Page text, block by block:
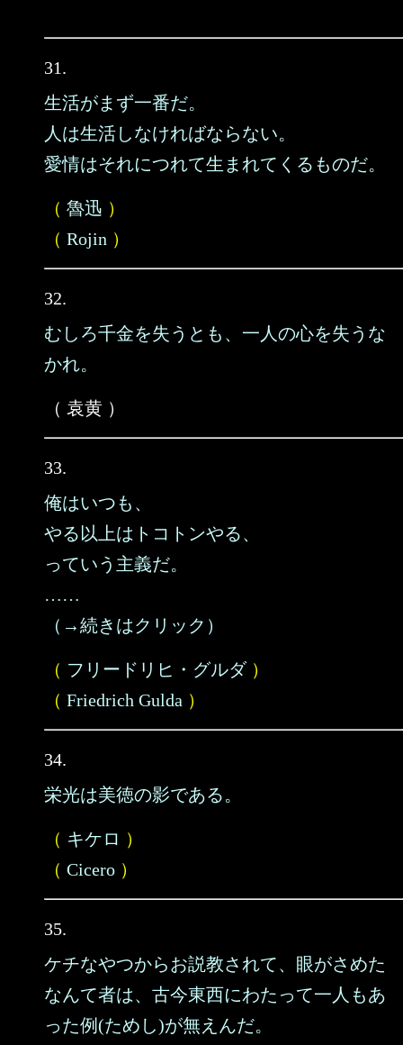
31.
生活がまず一番だ。
人は生活しなければならない。
愛情はそれにつれて生まれてくるものだ。
（ 魯迅 ）
（ Rojin ）
32.
むしろ千金を失うとも、一人の心を失うな
かれ。
（ 袁黄 ）
33.
俺はいつも、
やる以上はトコトンやる、
っていう主義だ。
……
（→続きはクリック）
（ フリードリヒ・グルダ）
（ Friedrich Gulda ）
34.
栄光は美徳の影である。
（ キケロ ）
（ Cicero ）
35.
ケチなやつからお説教されて、眼がさめた
なんて者は、古今東西にわたって一人もあ
った例(ためし)が無えんだ。